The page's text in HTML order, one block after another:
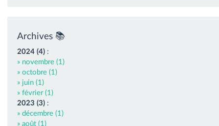
Archives 📚
2024 (4) :
» novembre (1)
» octobre (1)
» juin (1)
» février (1)
2023 (3) :
» décembre (1)
» août (1)